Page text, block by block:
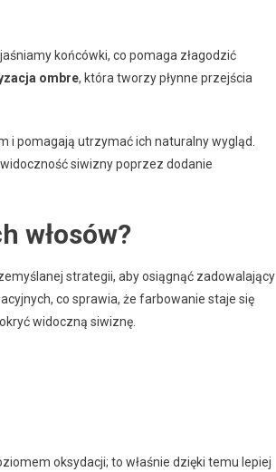
końcówki, co pomaga złagodzić
ombre, która tworzy płynne przejścia
i pomagają utrzymać ich naturalny wygląd.
siwizny poprzez dodanie
włosów?
strategii, aby osiągnąć zadowalający
co sprawia, że farbowanie staje się
widoczną siwiznę.
oksydacji; to właśnie dzięki temu lepiej